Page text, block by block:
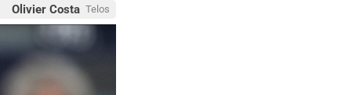
Olivier Costa Telos